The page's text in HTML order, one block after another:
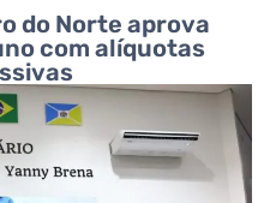
do Norte aprova
com alíquotas